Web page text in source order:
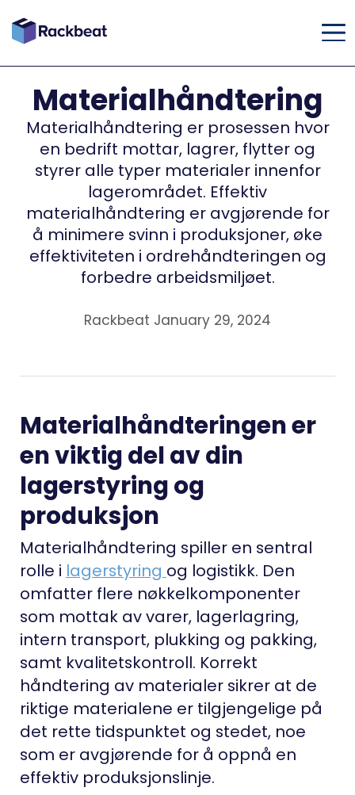
Materialhåndtering
Materialhåndtering er prosessen hvor
en bedrift mottar, lagrer, flytter og
styrer alle typer materialer innenfor
lagerområdet. Effektiv
materialhåndtering er avgjørende for
å minimere svinn i produksjoner, øke
effektiviteten i ordrehåndteringen og
forbedre arbeidsmiljøet.
Rackbeat January 29, 2024
Materialhåndteringen er
en viktig del av din
lagerstyring og
produksjon
Materialhåndtering spiller en sentral
rolle i lagerstyring og logistikk. Den
omfatter flere nøkkelkomponenter
som mottak av varer, lagerlagring,
intern transport, plukking og pakking,
samt kvalitetskontroll. Korrekt
håndtering av materialer sikrer at de
riktige materialene er tilgjengelige på
det rette tidspunktet og stedet, noe
som er avgjørende for å oppnå en
effektiv produksjonslinje.